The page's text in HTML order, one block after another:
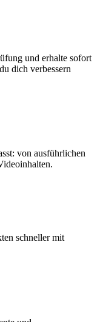
und erhalte sofort
dich verbessern
von ausführlichen
schneller mit